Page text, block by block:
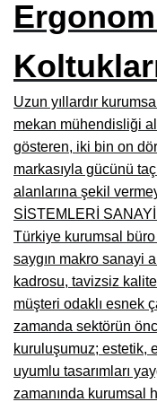
Burdur Mobilya
Eskişehir
Isparta Mobilyacılar,
Çankırı Mobilyacılar,
Mersin Mobilyacılar,
Antalya Mobilyacıları,
Bolu Mobilyacılar,
Kırklareli
Muğla Mobilyacılar,
Kastamonu Mobilya
Sakarya Mobilyacılar,
Uzun yıllardır
mekan mühendisliği
gösteren, iki bin on
markasıyla gücünü
alanlarına şekil
SİSTEMLERİ
Türkiye kurumsal
saygın makro sanayi
kadrosu, tavizsiz
müşteri odaklı esnek
zamanda sektörün
kuruluşumuz; estetik,
uyumlu tasarımları
zamanında kurumsal